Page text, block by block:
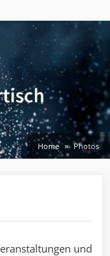
Home Photos
und